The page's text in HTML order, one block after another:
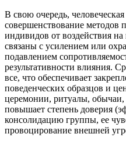
В свою очередь,
совершенствование методов
индивидов от воздействия
связаны с усилением или
подавлением
результативности влияния.
все, что обеспечивает
поведенческих образцов и
церемонии, ритуалы, обычаи,
повышает степень доверия
консолидацию группы, ее
провоцирование внешней